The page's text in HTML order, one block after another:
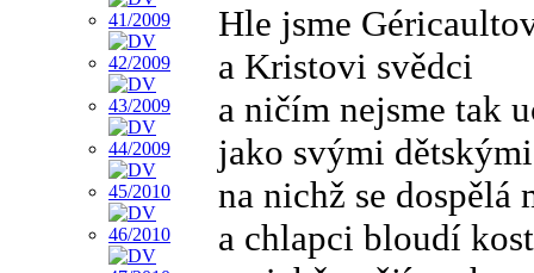
Hle jsme
a Kristovi svědci
a ničím nejsme tak
jako svými
na nichž se dospělá
a chlapci bloudí